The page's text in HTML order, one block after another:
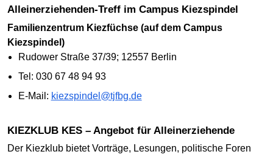
Alleinerziehenden-Treff im Campus Kiezspindel
Familienzentrum Kiezfüchse (auf dem Campus
Kiezspindel)
Rudower Straße 37/39; 12557 Berlin
Tel: 030 67 48 94 93
E-Mail: kiezspindel@tjfbg.de
KIEZKLUB KES – Angebot für Alleinerziehende
Der Kiezklub bietet Vorträge, Lesungen, politische Foren